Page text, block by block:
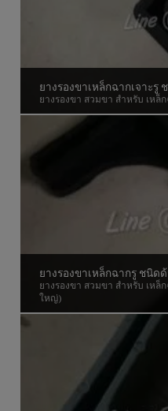
ยางรองขาเหล็กฉากเจาะรู
ยางรองขา สวมขา สำหรับ เหล็
ยางรองขาเหล็กฉากรู ชนิด
ยางรองขา สวมขา สำหรับ เหล็
ใหญ่)